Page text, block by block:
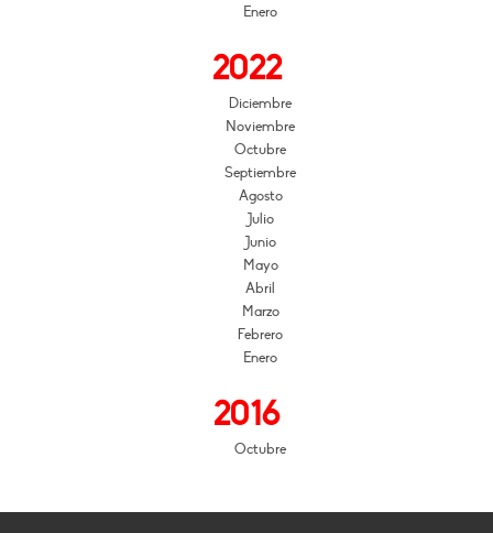
Enero
2022
Diciembre
Noviembre
Octubre
Septiembre
Agosto
Julio
Junio
Mayo
Abril
Marzo
Febrero
Enero
2016
Octubre